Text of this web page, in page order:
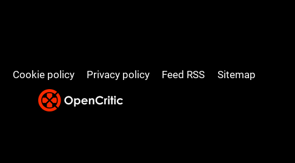
Cookie policy Privacy policy Feed RSS Sitemap